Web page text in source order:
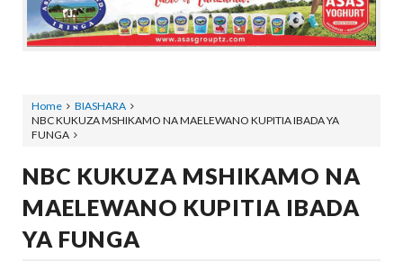
Home
BIASHARA
NBC KUKUZA MSHIKAMO NA MAELEWANO KUPITIA IBADA YA
FUNGA
NBC KUKUZA MSHIKAMO NA
MAELEWANO KUPITIA IBADA
YA FUNGA